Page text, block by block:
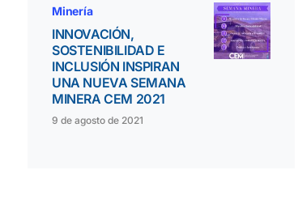
Minería
INNOVACIÓN,
SOSTENIBILIDAD E
INCLUSIÓN INSPIRAN
UNA NUEVA SEMANA
MINERA CEM 2021
9 de agosto de 2021